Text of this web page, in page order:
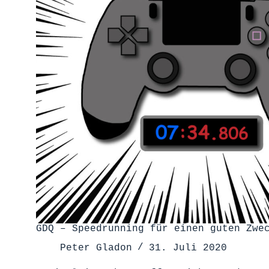
GDQ – Speedrunning für einen guten
Peter Gladon
31. Juli 2020